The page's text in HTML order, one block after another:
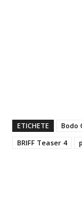
ETICHETE Bodo
BRIFF Teaser 4